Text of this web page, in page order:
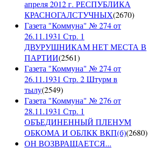
апреля 2012 г. РЕСПУБЛИКА
КРАСНОГАЛСТУЧНЫХ(2670)
Газета "Коммуна" № 274 от
26.11.1931 Стр. 1
ДВУРУШНИКАМ НЕТ МЕСТА В
ПАРТИИ(2561)
Газета "Коммуна" № 274 от
26.11.1931 Стр. 2 Штурм в
тылу(2549)
Газета "Коммуна" № 276 от
28.11.1931 Стр. 1
ОБЪЕДИНЕННЫЙ ПЛЕНУМ
ОБКОМА И ОБЛКК ВКП(б)(2680)
ОН ВОЗВРАЩАЕТСЯ...